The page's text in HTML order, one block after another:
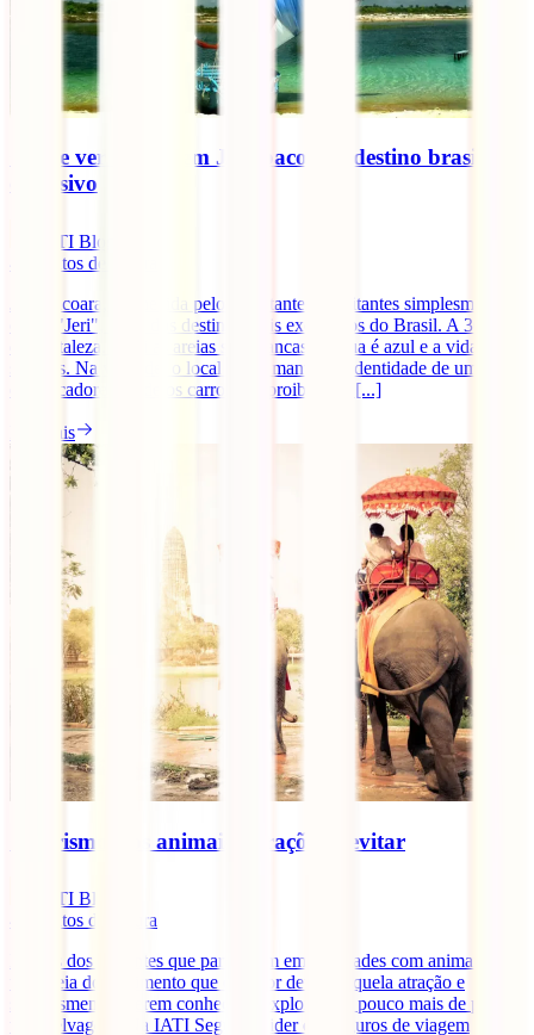
O que ver e fazer em Jericoacoara, destino brasileiro
exclusivo
IATI Blog
minutos de leitura
Jericoacoara, conhecida pelos habitantes e visitantes simplesmente
como "Jeri", é um dos destinos mais exclusivos do Brasil. A 300 km
de Fortaleza. Aqui as areias são brancas, a água é azul e a vida é
simples. Na verdade, o local ainda mantém a identidade de uma vila
de pescadores, onde os carros são proibidos e [...]
Ler mais
O turismo e os animais: atrações a evitar
IATI Blog
minutos de leitura
Muitos dos viajantes que participam em atividades com animais, não
têm ideia do sofrimento que está por detrás daquela atração e
simplesmente querem conhecer e explorar um pouco mais de perto a
vida selvagem. Na IATI Seguros, lider em seguros de viagem